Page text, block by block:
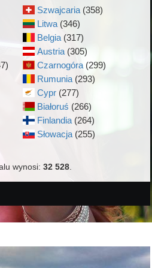
Szwajcaria (358)
Litwa (346)
Belgia (317)
Austria (305)
Czarnogóra (299)
Rumunia (293)
Cypr (277)
Białoruś (266)
Finlandia (264)
Słowacja (255)
wynosi: 32 528